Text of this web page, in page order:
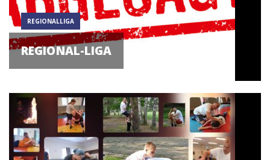
REGIONALLIGA
REGIONAL-LIGA